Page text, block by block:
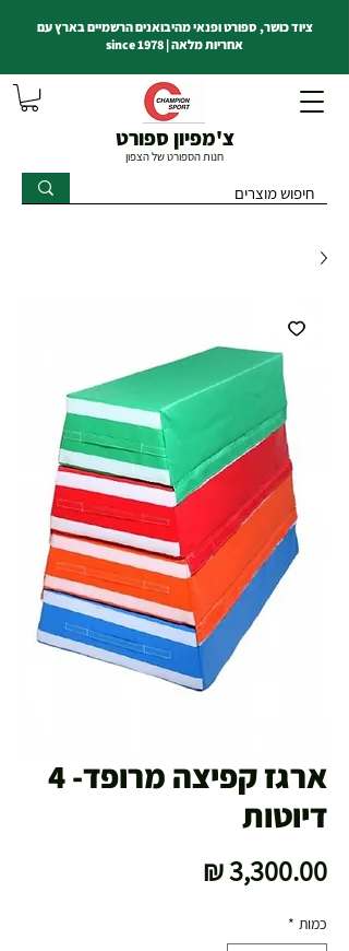
צ'מפיון ספורט
חנות הספורט של הצפון
ציוד כושר, ספורט ופנאי מהיבואנים הרשמיים בארץ עם
אחריות מלאה | since 1978
ארגז קפיצה מרופד- 4
דיוטות
כמות *